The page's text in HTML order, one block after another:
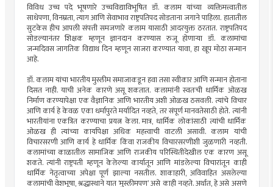
विविध उच्च पदे भूषणारे उच्चविद्याविभूषित डॉ. कलाम यांच्या व्यक्तिमत्त्वातील
साधेपणा, विनम्रता, त्याग आणि सेवाभाव राष्ट्रपतिपद सोडताना जगाने पाहिला. हातातील
सुटकेस हीच आपली संपत्ती समजणारे कलाम यासाठी आदरयुक्त ठरतात. राष्ट्रपतिपद
सोडल्यानंतर शिक्षक म्हणून ज्ञानदान करण्यास रुजू होणाऱ्या डॉ. कलामांचा
जन्मदिवस जागतिक विद्याथ दिन म्हणून साजरा करण्यात यावा, हा खूप मोठा सन्मान
आहे.
डॉ. कलाम यांचा भारतीय मुस्लीम समाजाकडून हवा तसा स्वीकार आणि सन्मान होताना
दिसत नाही. याची अनेक कारणे असू शकतात. कलामांनी स्वतःची धार्मिक ओळख
निर्माण करण्यापेक्षा एक वैज्ञानिक आणि भारतीय अशी ओळख ठसवली. त्यांचे विचार
आणि कार्य हे केवळ एका धर्मापुरते मर्यादित नव्हते, तर संपूर्ण मानवतेसाठी होते. त्यांनी
भारतीयांना एकत्रित करण्याचा प्रयत्न केला. मात्र, धार्मिक लोकांसाठी त्यांची धार्मिक
ओळख ही त्यांच्या कार्यापेक्षा अधिक महत्त्वाची वाटली असावी. कलाम यांची
विचारसरणी आणि कार्य हे धार्मिक किंवा राजकीय विचारसरणीशी जुळणारी नव्हती.
कलामांच्या काळातील सामाजिक आणि राजकीय परिस्थितीदेखील एक कारण असू
शकते. त्यांनी राष्ट्रपती म्हणून केलेल्या कार्यातून आणि मांडलेल्या विचारांतून काही
धार्मिक नेतृत्वाच्या अपेक्षा पूर्ण झाल्या नसतील. शाकाहारी, अविवाहित असलेल्या
कलामांची वेशभूषा, श्रद्धास्थाने यात ‘मुस्लीमपण‌’ असे काही नव्हते. अर्थात, हे असे असणे